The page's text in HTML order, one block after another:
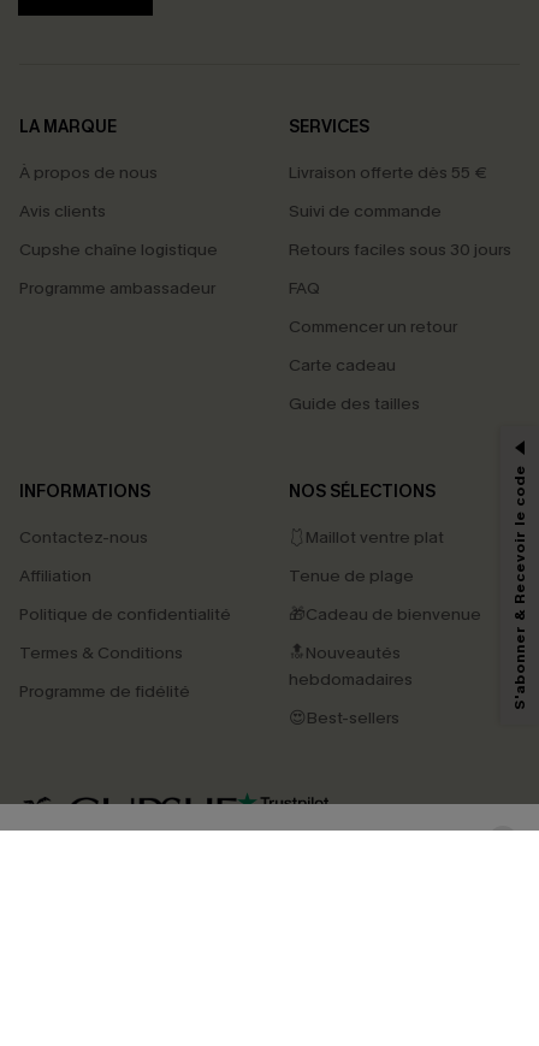
LA MARQUE
À propos de nous
Avis clients
Cupshe chaîne logistique
Programme ambassadeur
SERVICES
Livraison offerte dès 55 €
Suivi de commande
Retours faciles sous 30 jours
FAQ
Commencer un retour
Carte cadeau
Guide des tailles
INFORMATIONS
Contactez-nous
Affiliation
Politique de confidentialité
Termes & Conditions
Programme de fidélité
NOS SÉLECTIONS
🩱Maillot ventre plat
Tenue de plage
🎁Cadeau de bienvenue
🔝Nouveautés
hebdomadaires
😍Best-sellers
4.3
PROFITEZ DE -15%
marketing (y compris du contenu généré par l'IA) de Cupshe et
pouvons utiliser les données collectées sur notre site ainsi que des
savoir si ceux-ci ont été ouverts, de mesurer votre engagement, de
personnaliser nos contenus et nos offres, et de vous recommander des
produits susceptibles de vous intéresser, conformément à notre
Politique de
. Vous pouvez vous désabonner à tout moment.
S'abonner & Recevoir le code